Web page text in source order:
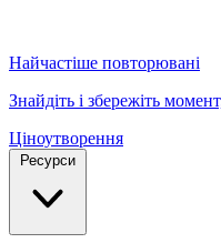
Найчастіше повторювані
Знайдіть і збережіть
Ціноутворення
Ресурси